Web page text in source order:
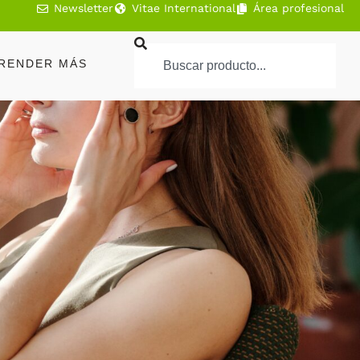
Newsletter Vitae International Área profesional
MÁS